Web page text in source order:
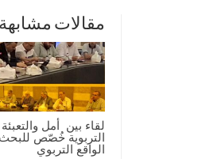
مقالات مشابهة
لقاء بين أمل والتعبئة
التربوية خُصّص
الواقع التربوي